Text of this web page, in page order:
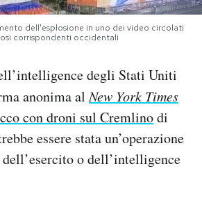
dell'esplosione in uno dei video circolati
corrispondenti occidentali
degli Stati Uniti
anonima alNew York Times
con droni sul Cremlinodi
essere stata un’operazione
o dell’intelligence